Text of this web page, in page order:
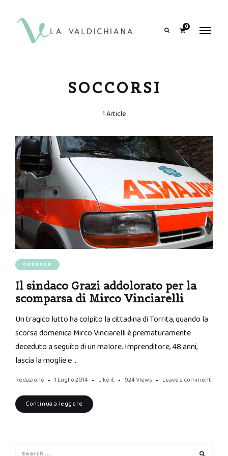
0
SOCCORSI
1 Article
CRONACA
Il sindaco Grazi addolorato per la
scomparsa di Mirco Vinciarelli
Un tragico lutto ha colpito la cittadina di Torrita, quando la
scorsa domenica Mirco Vinciarelli è prematuramente
deceduto a seguito di un malore. Imprenditore, 48 anni,
lascia la moglie e …
Redazione 1 Luglio 2014 Like it 924Views Leave a comment
Continua a leggere